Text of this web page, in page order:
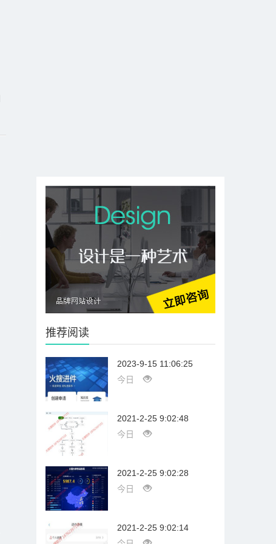
推荐阅读
2023-9-15 11:06:25
今日
2021-2-25 9:02:48
今日
2021-2-25 9:02:28
今日
2021-2-25 9:02:14